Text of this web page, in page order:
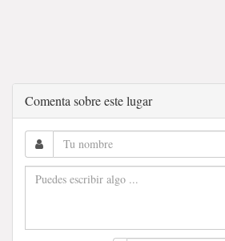
Comenta sobre este lugar